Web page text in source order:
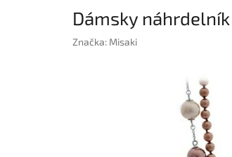
Dámsky náhrdelník
Značka: Misaki